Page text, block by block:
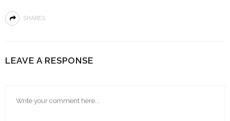
SHARES
LEAVE A RESPONSE